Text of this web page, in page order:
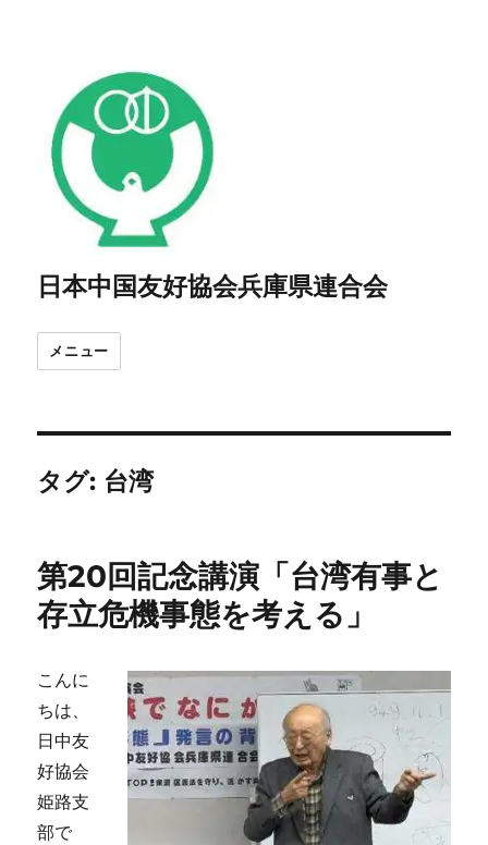
日本中国友好協会兵庫県連合会
メニュー
タグ: 台湾
第20回記念講演「台湾有事と
存立危機事態を考える」
こんに
ちは、
日中友
好協会
姫路支
部で